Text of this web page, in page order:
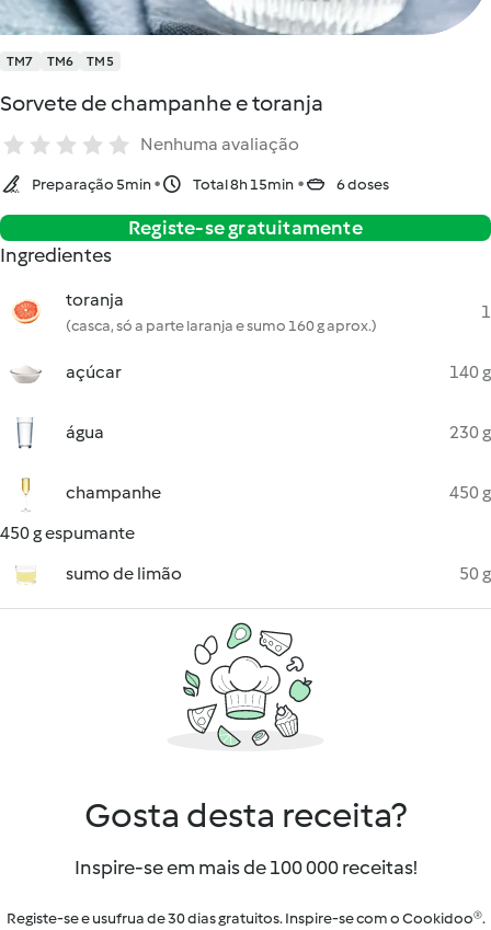
TM7 TM6 TM5
Sorvete de champanhe e toranja
Nenhuma avaliação
Preparação 5min Total 8h 15min 6 doses
Registe-se gratuitamente
Ingredientes
toranja
(casca, só a parte laranja e sumo 160 g aprox.)
1
açúcar 140 g
água 230 g
champanhe
450 g
450 g espumante
sumo de limão
50 g
Gosta desta receita?
Inspire-se em mais de 100 000 receitas!
Registe-se e usufrua de 30 dias gratuitos. Inspire-se com o Cookidoo®.